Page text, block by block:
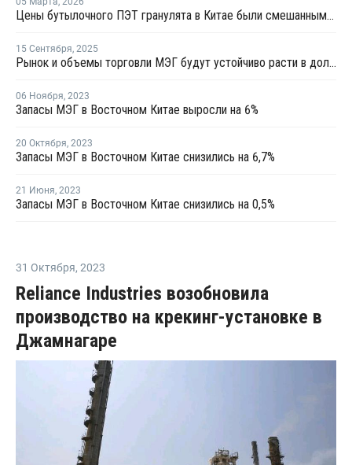
Цены бутылочного ПЭТ гранулята в Китае были смешанными в феврале
15 Сентября, 2025
Рынок и объемы торговли МЭГ будут устойчиво расти в долгосрочной перспективе
06 Ноября, 2023
Запасы МЭГ в Восточном Китае выросли на 6%
20 Октября, 2023
Запасы МЭГ в Восточном Китае снизились на 6,7%
21 Июня, 2023
Запасы МЭГ в Восточном Китае снизились на 0,5%
31 Октября, 2023
Reliance Industries возобновила
производство на крекинг-установке в
Джамнагаре